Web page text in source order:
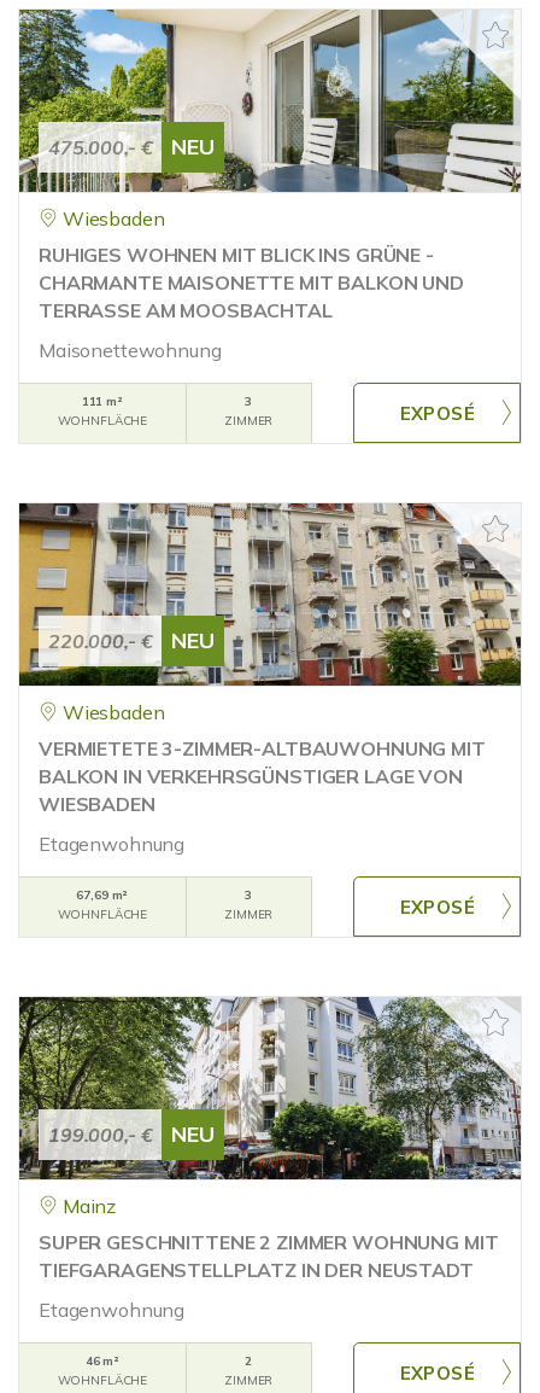
475.000,- € NEU
Wiesbaden
RUHIGES WOHNEN MIT BLICK INS GRÜNE -
CHARMANTE MAISONETTE MIT BALKON UND
TERRASSE AM MOOSBACHTAL
Maisonettewohnung
111 m²
WOHNFLÄCHE
3
ZIMMER
220.000,- € NEU
Wiesbaden
VERMIETETE 3-ZIMMER-ALTBAUWOHNUNG MIT
BALKON IN VERKEHRSGÜNSTIGER LAGE VON
WIESBADEN
Etagenwohnung
67,69 m²
WOHNFLÄCHE
3
ZIMMER
199.000,- € NEU
Mainz
SUPER GESCHNITTENE 2 ZIMMER WOHNUNG MIT
TIEFGARAGENSTELLPLATZ IN DER NEUSTADT
Etagenwohnung
46 m²
WOHNFLÄCHE
2
ZIMMER